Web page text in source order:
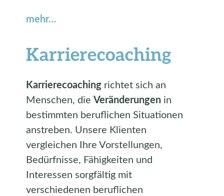
mehr…
Karrierecoaching
Karrierecoaching richtet sich an
Menschen, dieVeränderungen in
bestimmten beruflichen Situationen
anstreben. Unsere Klienten
vergleichen Ihre Vorstellungen,
Bedürfnisse, Fähigkeiten und
Interessen sorgfältig mit
verschiedenen beruflichen